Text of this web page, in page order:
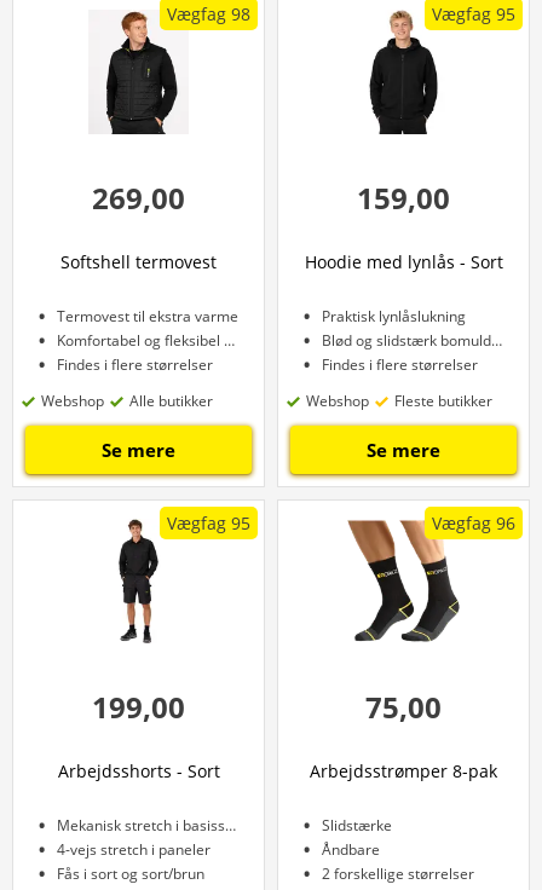
Vægfag 98
269,00
Softshell termovest
Termovest til ekstra varme
Komfortabel og fleksibel pasform
Findes i flere størrelser
Webshop
Alle butikker
Se mere
Vægfag 95
159,00
Hoodie med lynlås - Sort
Praktisk lynlåslukning
Blød og slidstærk bomuld/polyester
Findes i flere størrelser
Webshop
Fleste butikker
Se mere
Vægfag 95
199,00
Arbejdsshorts - Sort
Mekanisk stretch i basisstof
4-vejs stretch i paneler
Fås i sort og sort/brun
Vægfag 96
75,00
Arbejdsstrømper 8-pak
Slidstærke
Åndbare
2 forskellige størrelser